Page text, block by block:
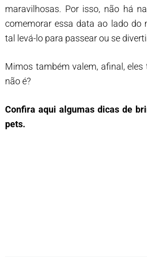
maravilhosas. Por isso, não há
comemorar essa data ao lado do
tal levá-lo para passear ou se
Mimos também valem, afinal, eles
não é?
Confira aqui algumas dicas de
pets.